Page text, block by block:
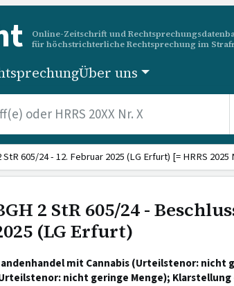
Online-Zeitschrift und
für höchstrichterliche Rechtsprechung im
Über uns
StR 605/24 - 12. Februar 2025 (LG Erfurt) [= HRRS 2025
2 StR 605/24 -
(LG Erfurt)
mit Cannabis (Urteilstenor: nicht
nicht geringe Menge);